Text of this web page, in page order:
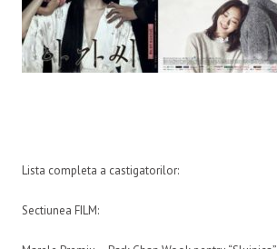
Lista completa a castigatorilor:
Sectiunea FILM: